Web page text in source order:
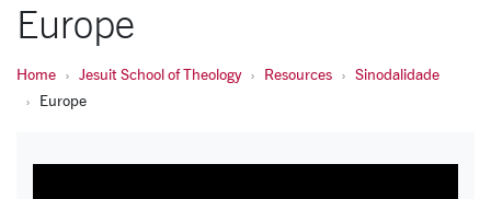
Europe
Home Jesuit School of Theology Resources
Sinodalidade
Europe